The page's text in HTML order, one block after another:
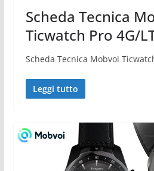
Scheda Tecnica
Ticwatch Pro 4G/
Scheda Tecnica Mobvoi
Leggi tutto